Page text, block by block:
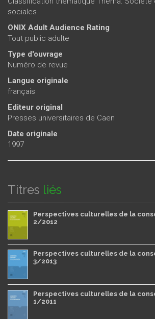
sociales
ONIX Adult Audience Rating
Tout public adulte
Type d'ouvrage
Numéro de revue
Langue originale
français
Editeur original
Presses universitaires de Caen
Date originale
1997
Titres liés
Perspectives culturelles de la
2/2012
Perspectives culturelles de la
3/2013
Perspectives culturelles de la
1/2011